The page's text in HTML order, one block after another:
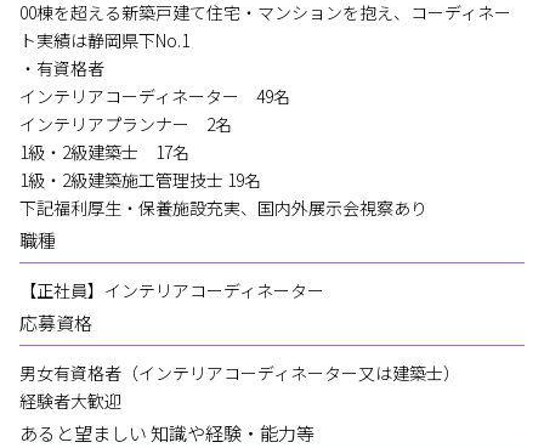
00棟を超える新築戸建て住宅・マンションを抱え、コーディネー
ト実績は静岡県下No.1
・有資格者
インテリアコーディネーター 49名
インテリアプランナー 2名
1級・2級建築士 17名
1級・2級建築施工管理技士 19名
下記福利厚生・保養施設充実、国内外展示会視察あり
職種
【正社員】インテリアコーディネーター
応募資格
男女有資格者（インテリアコーディネーター又は建築士）
経験者大歓迎
あると望ましい 知識や経験・能力等